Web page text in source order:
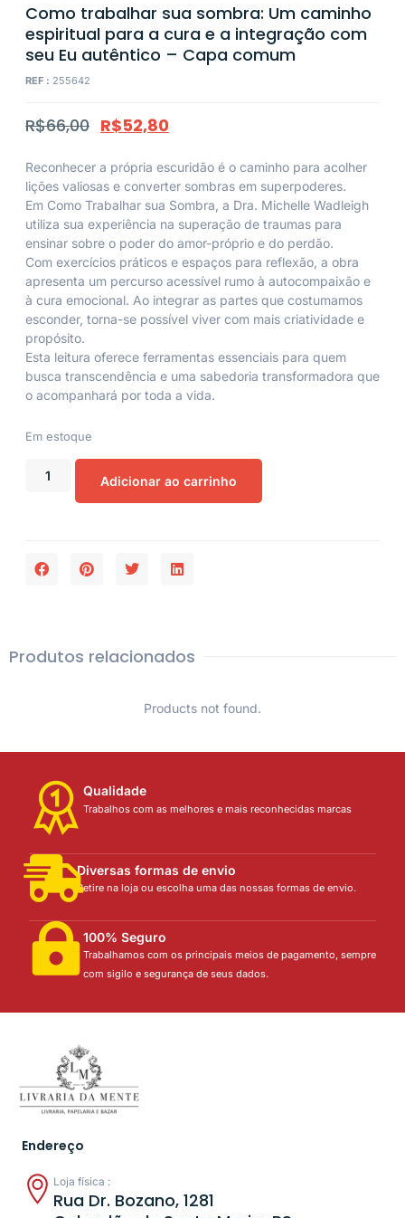
Como trabalhar sua sombra: Um caminho
espiritual para a cura e a integração com
seu Eu autêntico – Capa comum
REF : 255642
R$66,00 R$52,80
Reconhecer a própria escuridão é o caminho para acolher
lições valiosas e converter sombras em superpoderes.
Em Como Trabalhar sua Sombra , a Dra. Michelle Wadleigh
utiliza sua experiência na superação de traumas para
ensinar sobre o poder do amor-próprio e do perdão.
Com exercícios práticos e espaços para reflexão, a obra
apresenta um percurso acessível rumo à autocompaixão e
à cura emocional. Ao integrar as partes que costumamos
esconder, torna-se possível viver com mais criatividade e
propósito.
Esta leitura oferece ferramentas essenciais para quem
busca transcendência e uma sabedoria transformadora que
o acompanhará por toda a vida.
Em estoque
Adicionar ao carrinho
Produtos relacionados
Products not found.
Qualidade
Trabalhos com as melhores e mais reconhecidas marcas
Diversas formas de envio
Retire na loja ou escolha uma das nossas formas de envio.
100% Seguro
Trabalhamos com os principais meios de pagamento, sempre
com sigilo e segurança de seus dados.
Endereço
Loja física :
Rua Dr. Bozano, 1281